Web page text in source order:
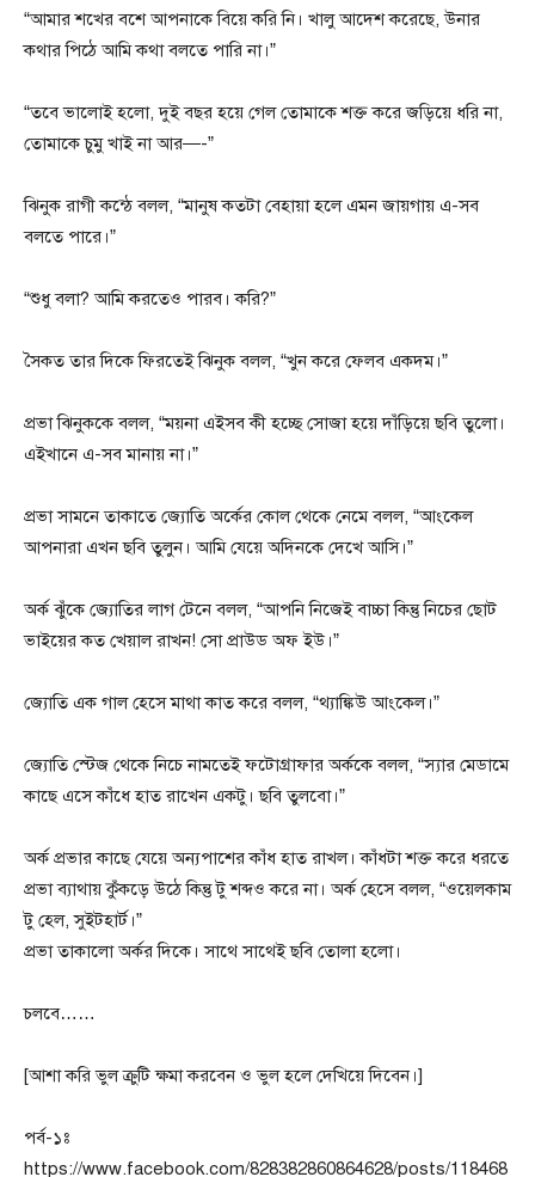
“আমার শখের বশে আপনাকে বিয়ে করি নি। খালু আদেশ করেছে, উনার
কথার পিঠে আমি কথা বলতে পারি না।”
“তবে ভালোই হলো, দুই বছর হয়ে গেল তোমাকে শক্ত করে জড়িয়ে ধরি না,
তোমাকে চুমু খাই না আর—-”
ঝিনুক রাগী কন্ঠে বলল, “মানুষ কতটা বেহায়া হলে এমন জায়গায় এ-সব
বলতে পারে।”
“শুধু বলা? আমি করতেও পারব। করি?”
সৈকত তার দিকে ফিরতেই ঝিনুক বলল, “খুন করে ফেলব একদম।”
প্রভা ঝিনুককে বলল, “ময়না এইসব কী হচ্ছে সোজা হয়ে দাঁড়িয়ে ছবি তুলো।
এইখানে এ-সব মানায় না।”
প্রভা সামনে তাকাতে জ্যোতি অর্কের কোল থেকে নেমে বলল, “আংকেল
আপনারা এখন ছবি তুলুন। আমি যেয়ে অদিনকে দেখে আসি।”
অর্ক ঝুঁকে জ্যোতির লাগ টেনে বলল, “আপনি নিজেই বাচ্চা কিন্তু নিচের ছোট
ভাইয়ের কত খেয়াল রাখন! সো প্রাউড অফ ইউ।”
জ্যোতি এক গাল হেসে মাথা কাত করে বলল, “থ্যাঙ্কিউ আংকেল।”
জ্যোতি স্টেজ থেকে নিচে নামতেই ফটোগ্রাফার অর্ককে বলল, “স্যার মেডামে
কাছে এসে কাঁধে হাত রাখেন একটু। ছবি তুলবো।”
অর্ক প্রভার কাছে যেয়ে অন্যপাশের কাঁধ হাত রাখল। কাঁধটা শক্ত করে ধরতে
প্রভা ব্যাথায় কুঁকড়ে উঠে কিন্তু টু শব্দও করে না। অর্ক হেসে বলল, “ওয়েলকাম
টু হেল, সুইটহার্ট।”
প্রভা তাকালো অর্কর দিকে। সাথে সাথেই ছবি তোলা হলো।
চলবে……
[আশা করি ভুল ক্রুটি ক্ষমা করবেন ও ভুল হলে দেখিয়ে দিবেন।]
পর্ব-১ঃ
https://www.facebook.com/828382860864628/posts/118468